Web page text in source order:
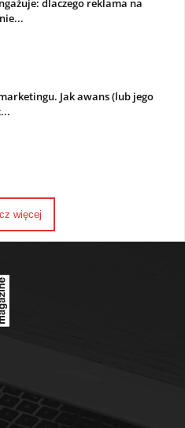
dlaczego reklama na
Jak awans (lub jego
więcej